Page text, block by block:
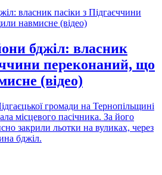
бджіл: власник
переконаний, що
(відео)
громади на Тернопільщині
місцевого пасічника. За його
закрили льотки на вуликах, через
бджіл.